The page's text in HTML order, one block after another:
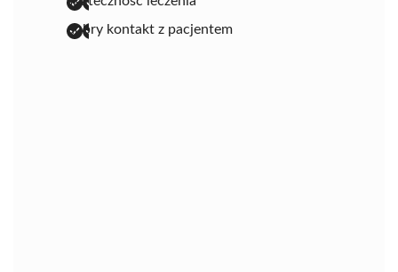
dobry kontakt z pacjentem